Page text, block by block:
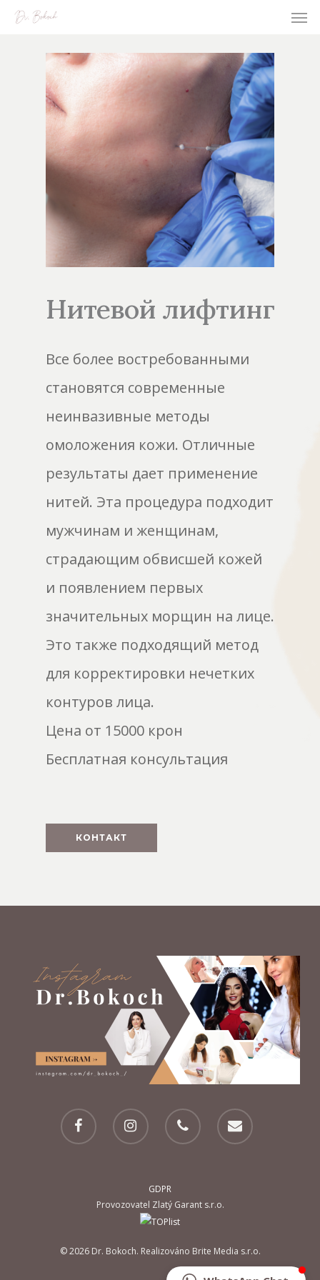
Нитевой лифтинг
Все более востребованными
становятся современные
неинвазивные методы
омоложения кожи. Отличные
результаты дает применение
нитей. Эта процедура подходит
мужчинам и женщинам,
страдающим обвисшей кожей
и появлением первых
значительных морщин на лице.
Это также подходящий метод
для корректировки нечетких
контуров лица.
Цена от 15000 крон
Бесплатная консультация
КОНТАКТ
GDPR
Provozovatel Zlatý Garant s.r.o.
© 2026 Dr. Bokoch. Realizováno Brite Media s.r.o.